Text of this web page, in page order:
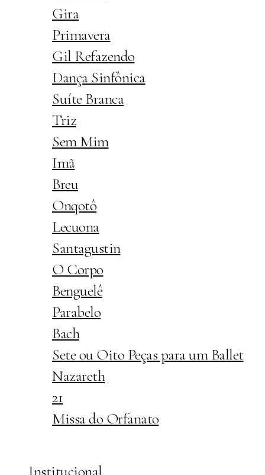
Gira
Primavera
Gil Refazendo
Dança Sinfônica
Suíte Branca
Triz
Sem Mim
Imã
Breu
Onqotô
Lecuona
Santagustin
O Corpo
Benguelê
Parabelo
Bach
Sete ou Oito Peças para um Ballet
Nazareth
21
Missa do Orfanato
Institucional